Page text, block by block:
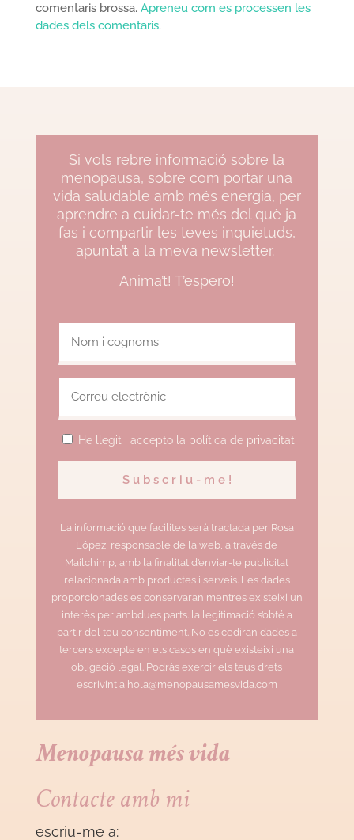
comentaris brossa. Apreneu com es processen les
dades dels comentaris.
Si vols rebre informació sobre la
menopausa, sobre com portar una
vida saludable amb més energia, per
aprendre a cuidar-te més del què ja
fas i compartir les teves inquietuds,
apunta’t a la meva newsletter.
Anima’t! T’espero!
He llegit i accepto la política de privacitat
La informació que facilites serà tractada per Rosa
López, responsable de la web, a través de
Mailchimp, amb la finalitat d’enviar-te publicitat
relacionada amb productes i serveis. Les dades
proporcionades es conservaran mentres existeixi un
interès per ambdues parts. la legitimació s’obté a
partir del teu consentiment. No es cediran dades a
tercers excepte en els casos en què existeixi una
obligació legal. Podràs exercir els teus drets
escrivint a hola@menopausamesvida.com
Menopausa més vida
Contacte amb mi
escriu-me a: